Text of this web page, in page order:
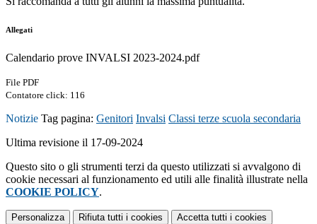
Allegati
Calendario prove INVALSI 2023-2024.pdf
File PDF
Contatore click: 116
Notizie Tag pagina: Genitori Invalsi Classi terze scuola secondaria
Ultima revisione il 17-09-2024
Questo sito o gli strumenti terzi da questo utilizzati si avvalgono di
cookie necessari al funzionamento ed utili alle finalità illustrate nella
COOKIE POLICY.
Personalizza Rifiuta tutti i cookies Accetta tutti i cookies